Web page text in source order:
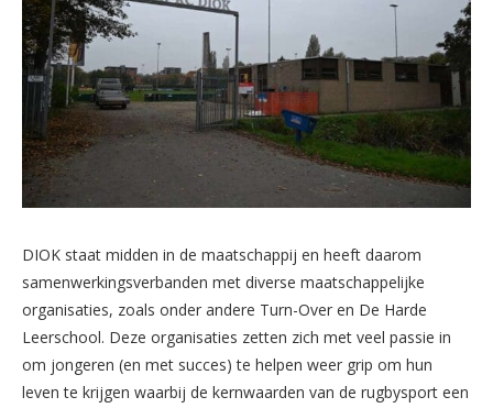
DIOK staat midden in de maatschappij en heeft daarom
samenwerkingsverbanden met diverse maatschappelijke
organisaties, zoals onder andere Turn-Over en De Harde
Leerschool. Deze organisaties zetten zich met veel passie in
om jongeren (en met succes) te helpen weer grip om hun
leven te krijgen waarbij de kernwaarden van de rugbysport een